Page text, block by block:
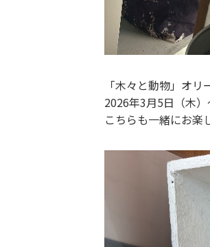
「木々と動物」オ
2026年3月5日（木）
こちらも一緒にお楽